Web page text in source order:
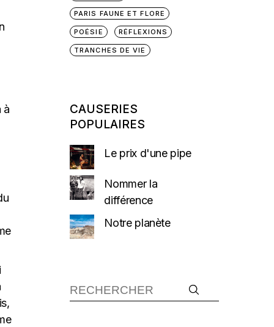
à
PARIS FAUNE ET FLORE
POÉSIE RÉFLEXIONS
TRANCHES DE VIE
CAUSERIES
POPULAIRES
Le prix d'une pipe
Nommer la
différence
Notre planète